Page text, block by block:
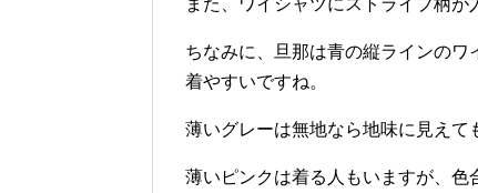
また、ワイシャツにストライプ柄が
ちなみに、旦那は青の縦ラインの
着やすいですね。
薄いグレーは無地なら地味に見えて
薄いピンクは着る人もいますが、